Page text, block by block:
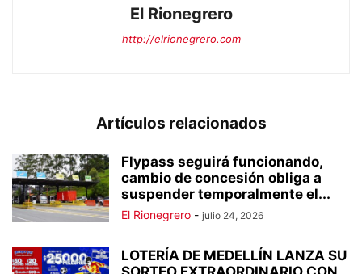
El Rionegrero
http://elrionegrero.com
Artículos relacionados
Flypass seguirá funcionando,
cambio de concesión obliga a
suspender temporalmente el...
El Rionegrero - julio 24, 2026
LOTERÍA DE MEDELLÍN LANZA SU